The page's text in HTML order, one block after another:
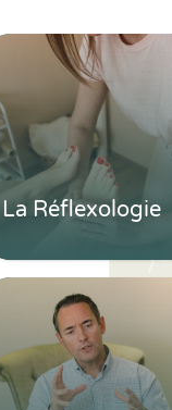
La Réflexologie